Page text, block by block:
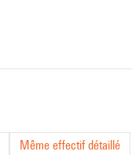
Même effectif détaillé